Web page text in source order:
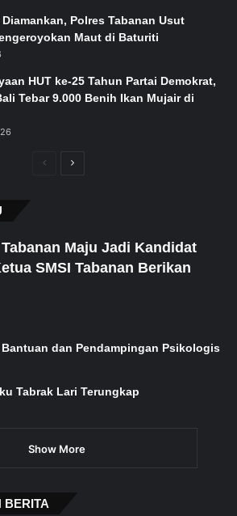
Polres Tabanan Usut
Maut di Baturiti
HUT ke-25 Tahun Partai Demokrat,
Tebar 9.000 Benih Ikan Mujair di
PreviousNext
Maju Jadi Kandidat
SMSI Tabanan Berikan
dan Pendampingan Psikologis
Tabrak Lari Terungkap
Show More
BERITA